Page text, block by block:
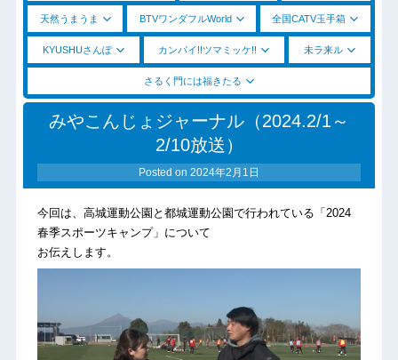
天然うまうま BTVワンダフルWorld 全国CATV玉手箱
KYUSHUさんぽ カンパイ!!ツマミッケ!! 未ラ来ル
さるく門には福きたる
みやこんじょジャーナル（2024.2/1～
2/10放送）
Posted on 2024年2月1日
今回は、高城運動公園と都城運動公園で行われている「2024
春季スポーツキャンプ」について
お伝えします。